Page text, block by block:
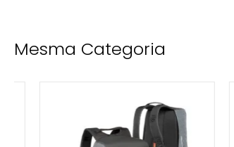
Mesma Categoria